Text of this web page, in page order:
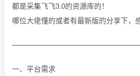
都是采集飞飞3.0的资源库的！
哪位大佬懂的或者有最新版的分享下，
一、平台需求